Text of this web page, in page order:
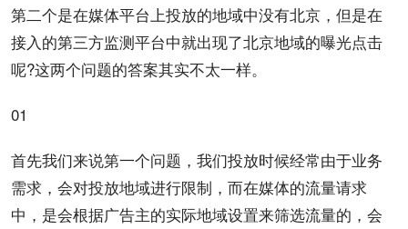
第二个是在媒体平台上投放的地域中没有北京，但是在
接入的第三方监测平台中就出现了北京地域的曝光点击
呢?这两个问题的答案其实不太一样。
01
首先我们来说第一个问题，我们投放时候经常由于业务
需求，会对投放地域进行限制，而在媒体的流量请求
中，是会根据广告主的实际地域设置来筛选流量的，会